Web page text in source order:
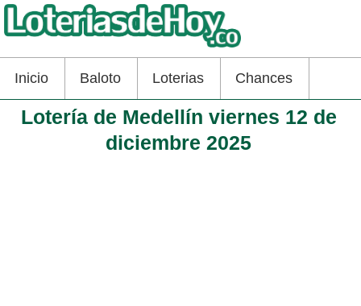
Inicio Baloto Loterias Chances
Lotería de Medellín viernes 12 de
diciembre 2025